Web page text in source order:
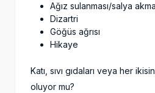
Ağız sulanması/salya
Dizartri
Göğüs ağrısı
Hikaye
Katı, sıvı gıdaları veya her
oluyor mu?